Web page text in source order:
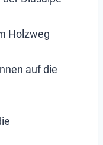
Holzweg
auf die